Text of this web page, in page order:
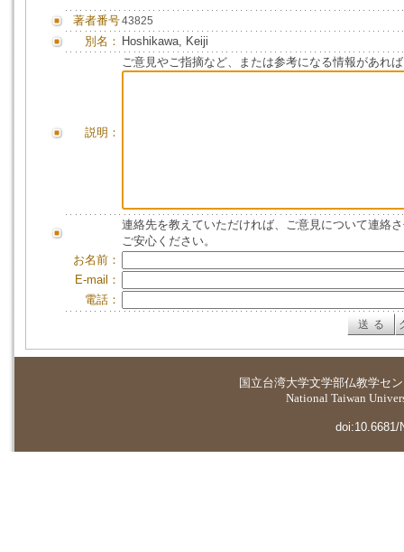
著者番号43825
別名： Hoshikawa, Keiji
説明：
ご意見やご指摘など、または参考になる情報があれ
連絡先を教えていただければ、ご意見について連絡
ご安心ください。
お名前：
E-mail：
電話：
国立台湾大学文学部仏教学セ
National Taiwan
doi:10.6681/